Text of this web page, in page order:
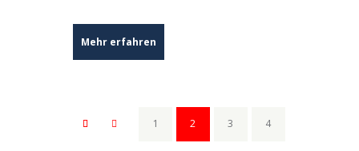
Mehr erfahren
1 2 3 4